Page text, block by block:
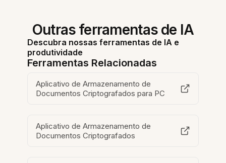
Outras ferramentas de IA
Descubra nossas ferramentas de IA e
produtividade
Ferramentas Relacionadas
Aplicativo de Armazenamento de
Documentos Criptografados para PC
Aplicativo de Armazenamento de
Documentos Criptografados